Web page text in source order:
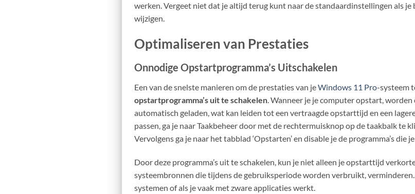
werken. Vergeet niet dat je altijd terug kunt naar de standaardinstellingen als
wijzigen.
Optimaliseren van Prestaties
Onnodige Opstartprogramma’s Uitschakelen
Een van de snelste manieren om de prestaties van jeWindows 11 Pro-systeem
opstartprogramma’s uit te schakelen . Wanneer je je computer opstart,
automatisch geladen, wat kan leiden tot een vertraagde opstarttijd en een
passen, ga je naar Taakbeheer door met de rechtermuisknop op de taakbalk te
Vervolgens ga je naar het tabblad ‘Opstarten’ en disable je de programma’s die
Door deze programma’s uit te schakelen, kun je niet alleen je opstarttijd
systeembronnen die tijdens de gebruiksperiode worden verbruikt,
systemen of als je vaak met zware applicaties werkt.